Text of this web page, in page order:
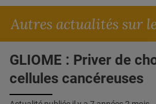
Autres actualités sur
GLIOME : Priver de
cellules cancéreuses